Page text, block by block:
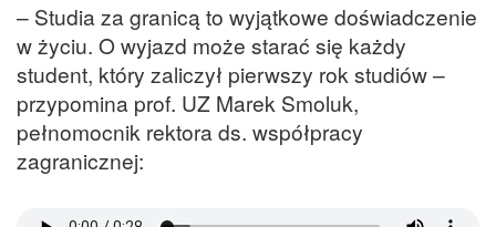
– Studia za granicą to wyjątkowe doświadczenie
w życiu. O wyjazd może starać się każdy
student, który zaliczył pierwszy rok studiów –
przypomina prof. UZ Marek Smoluk,
pełnomocnik rektora ds. współpracy
zagranicznej: